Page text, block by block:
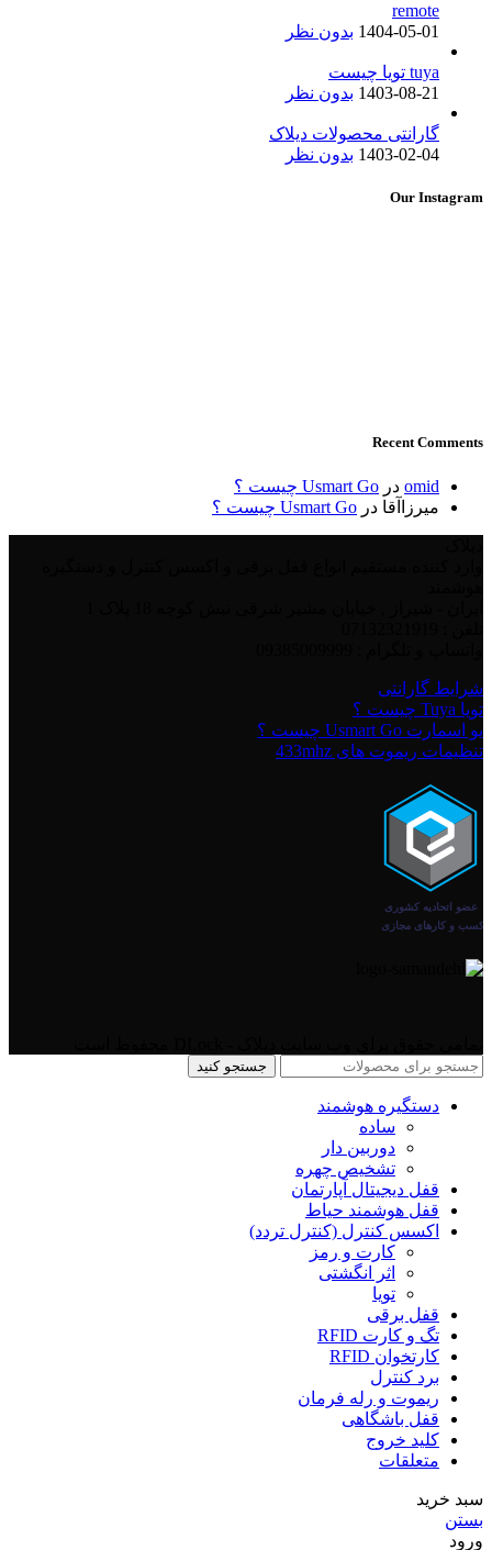
remote
1404-05-01 بدون نظر
tuya تویا چیست
1403-08-21 بدون نظر
گارانتی محصولات دیلاک
1403-02-04 بدون نظر
Our Instagram
Recent Comments
omid در Usmart Go چیست ؟
میرزاآقا در Usmart Go چیست ؟
شرایط گارانتی
تویا Tuya چیست ؟
یو اسمارت Usmart Go چیست ؟
تنظیمات ریموت های 433mhz
جستجو کنید
دستگیره هوشمند
ساده
دوربین دار
تشخیص چهره
قفل دیجیتال آپارتمان
قفل هوشمند حیاط
اکسس کنترل (کنترل تردد)
کارت و رمز
اثر انگشتی
تویا
قفل برقی
تگ و کارت RFID
کارتخوان RFID
برد کنترل
ریموت و رله فرمان
قفل باشگاهی
کلید خروج
متعلقات
سبد خرید
بستن
ورود